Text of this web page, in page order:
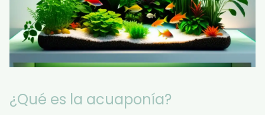
¿Qué es la acuaponía?